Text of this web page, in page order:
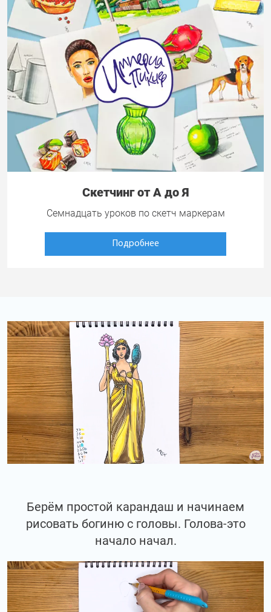
Скетчинг от А до Я
Семнадцать уроков по скетч маркерам
Подробнее
Берём простой карандаш и начинаем
рисовать богиню с головы. Голова-это
начало начал.